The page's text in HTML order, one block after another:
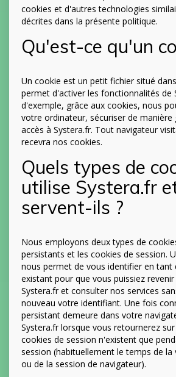
cookies et d'autres technologies
décrites dans la présente politique.
Qu'est-ce qu'un
Un cookie est un petit fichier situé
permet d'activer les fonctionnalités de
d'exemple, grâce aux cookies, nous
votre ordinateur, sécuriser de manière
accès à Systera.fr. Tout navigateur
recevra nos cookies.
Quels types de
utilise Systera.fr
servent-ils ?
Nous employons deux types de
persistants et les cookies de session.
nous permet de vous identifier en tant
existant pour que vous puissiez
Systera.fr et consulter nos services
nouveau votre identifiant. Une fois
persistant demeure dans votre
Systera.fr lorsque vous retournerez
cookies de session n'existent que
session (habituellement le temps de la
ou de la session de navigateur).